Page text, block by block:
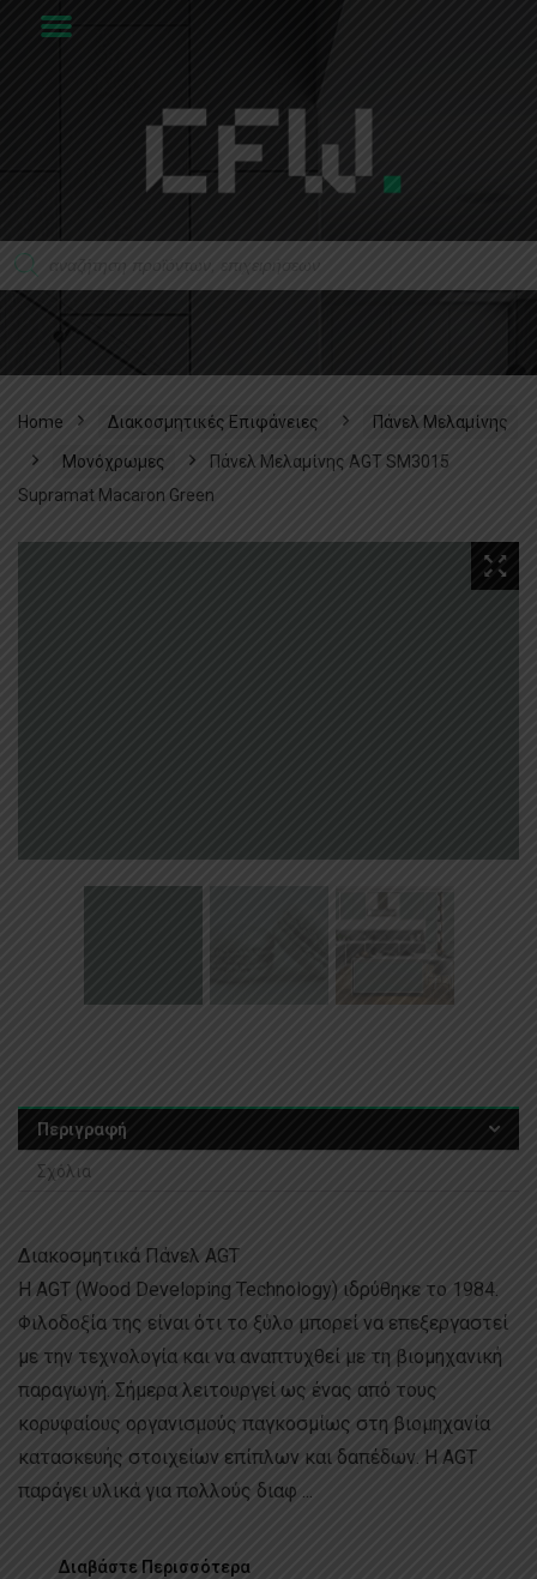
Home Διακοσμητικές Επιφάνειες Πάνελ Μελαμίνης
Μονόχρωμες
Πάνελ Μελαμίνης AGT SM3015
Supramat Macaron Green
Περιγραφή
Σχόλια
Διακοσμητικά Πάνελ AGT
Η AGT (Wood Developing Technology) ιδρύθηκε το 1984.
Φιλοδοξία της είναι ότι το ξύλο μπορεί να επεξεργαστεί
με την τεχνολογία και να αναπτυχθεί με τη βιομηχανική
παραγωγή. Σήμερα λειτουργεί ως ένας από τους
κορυφαίους οργανισμούς παγκοσμίως στη βιομηχανία
κατασκευής στοιχείων επίπλων και δαπέδων. Η AGT
παράγει υλικά για πολλούς διαφ ...
Διαβάστε Περισσότερα